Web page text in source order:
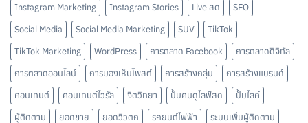
Instagram Marketing
Instagram Stories Live สด
SEO
Social Media
Social Media Marketing SUV
TikTok
TikTok Marketing
WordPress การตลาด Facebook
การตลาดดิจิทัล
การตลาดออนไลน์
การมองเห็นโพสต์ การสร้างกลุ่ม
การสร้างแบรนด์
คอนเทนต์
คอนเทนต์ไวรัล จิตวิทยา ปั้มคนดูไลฟ์สด
ปั้มไลค์
ผู้ติดตาม
ยอดขาย ยอดวิวตก รถยนต์ไฟฟ้า
ระบบเพิ่มผู้ติดตาม